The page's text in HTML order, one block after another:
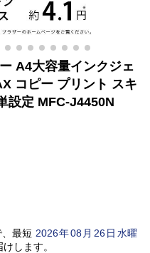
A4大容量インクジェ
コピー プリント スキ
設定 MFC-J4450N
最短 2026年08 月 26日水曜
します。